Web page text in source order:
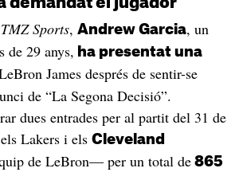
demandat el jugador
TMZ Sports, Andrew Garcia, un
de 29 anys, ha presentat una
James després de sentir-se
de “La Segona Decisió”.
dues entrades per al partit del 31 de
Lakers i els Cleveland
de LeBron— per un total de865